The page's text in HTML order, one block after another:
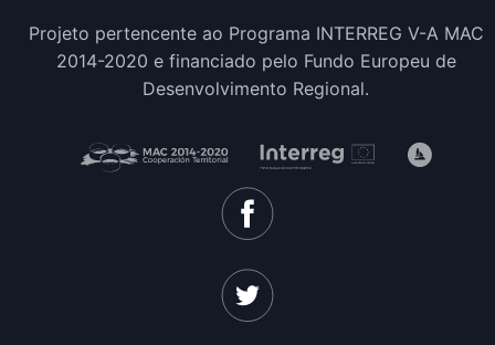
Projeto pertencente ao Programa INTERREG V-A MAC
2014-2020 e financiado pelo Fundo Europeu de
Desenvolvimento Regional.